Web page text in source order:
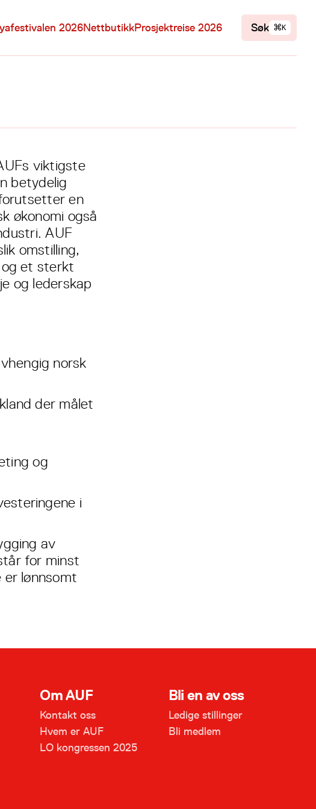
2026NettbutikkProsjektreise 2026 Søk ⌘ K
viktigste
betydelig
en
økonomi også
AUF
omstilling,
et sterkt
og lederskap
norsk
der målet
og
i
av
for minst
er lønnsomt
Om AUF
Kontakt oss
Hvem er AUF
LO kongressen 2025
Bli en av oss
Ledige stillinger
Bli medlem